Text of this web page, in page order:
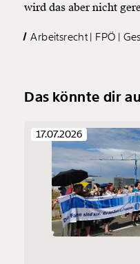
wird das aber nicht
Arbeitsrecht FPÖ
Das könnte dir
17.07.2026